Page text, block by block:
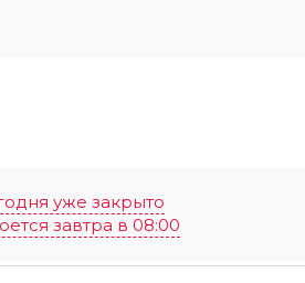
уже закрыто
завтра в 08:00